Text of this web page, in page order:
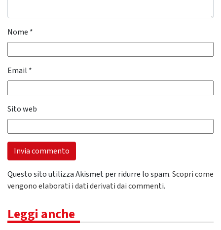
Nome *
Email *
Sito web
Questo sito utilizza Akismet per ridurre lo spam.Scopri come
vengono elaborati i dati derivati dai commenti.
Leggi anche